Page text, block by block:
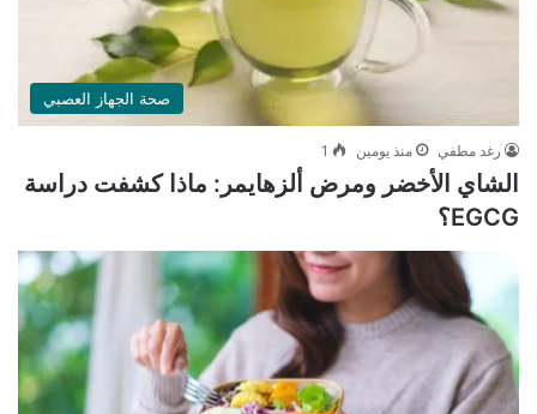
صحة الجهاز العصبي
رغد مطفي منذ يومين 1
الشاي الأخضر ومرض ألزهايمر: ماذا كشفت دراسة
EGCG؟